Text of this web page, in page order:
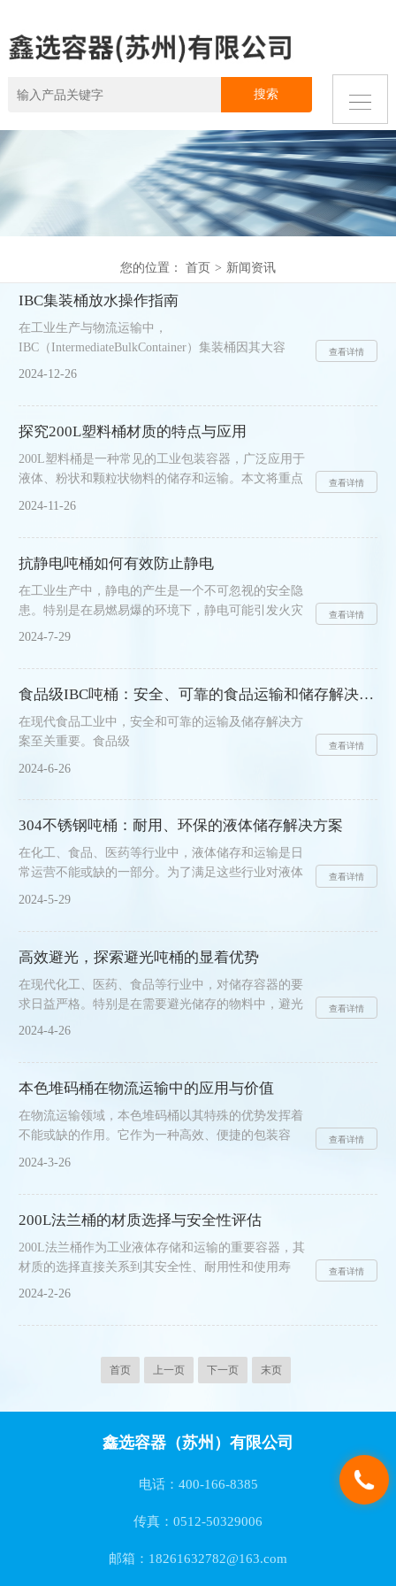
您的位置： 首页 > 新闻资讯
IBC集装桶放水操作指南
在工业生产与物流运输中，
IBC（IntermediateBulkContainer）集装桶因其大容
量、易搬运和可重复使用的特点，被广泛应用于液体
言，掌握如何正确、安全地进行放水操作至关重要，
这不仅关乎生产效率，更关系到操作人员的安全以及
与注意事项，以期为相关从业者提供实用指导。一、
放水前准备1.检查阀门与密封：在放水前，首先需检
查集装桶底部的放料阀是否完好无损，密封垫圈是否
2024-12-26
查看详情
探究200L塑料桶材质的特点与应用
200L塑料桶是一种常见的工业包装容器，广泛应用于
液体、粉状和颗粒状物料的储存和运输。本文将重点
探讨200L塑料桶的材质特点、优势和应用领域。本产
烯（PVC）等塑料材料制成。这些材料具有耐腐蚀、
耐磨损、轻质、易清洁等优点，适用于各类化工品、
（PE）是一种常用的塑料材料，具有良好的抗冲击
性和耐低温性能，适用于存储液态物料。聚丙烯
（PP）具有较好的耐高温性能和耐腐蚀性能，适合存
2024-11-26
查看详情
抗静电吨桶如何有效防止静电
在工业生产中，静电的产生是一个不可忽视的安全隐
患。特别是在易燃易爆的环境下，静电可能引发火灾
或爆炸，造成严重后果。因此，在存储和运输化学
要。下面将详细介绍它是如何有效防止静电。一、接
地装置的应用接地是防止静电的最基本方法。抗静电
接，从而将产生的静电及时导入地面，避免静电积
累。这种方法操作简单、成本低廉且效果好。二、特
殊涂层的处理为了增强吨桶的抗静电能力，制造商通
2024-7-29
查看详情
食品级IBC吨桶：安全、可靠的食品运输和储存解决方案
在现代食品工业中，安全和可靠的运输及储存解决方
案至关重要。食品级
可持续的解决方案。本文将探讨食品级IBC吨桶的特
点、优势以及在食品生产中的应用。一、特点和优势
设计的容器。它们通常由食品级聚乙烯（HDPE）或
不锈钢等材料制成，具有以下显著特点和优势：1.卫
生安全：该吨桶的材料符合严格的食品安全标准，不
2024-6-26
查看详情
304不锈钢吨桶：耐用、环保的液体储存解决方案
在化工、食品、医药等行业中，液体储存和运输是日
常运营不能或缺的一部分。为了满足这些行业对液体
储存容器的严格要求，304不锈钢吨桶应运而生，其
本文将详细探讨它的使用优势。一、优异的耐腐蚀性
能304不锈钢吨桶以其良好的耐腐蚀性能而著称。这
恶劣环境下保持稳定的性能，抵御化学腐蚀和氧化。
因此，无论是酸性、碱性还是盐性液体，它都能提供
可靠的储存和运输解决方案，大大延长了使用寿命。
2024-5-29
查看详情
高效避光，探索避光吨桶的显着优势
在现代化工、医药、食品等行业中，对储存容器的要
求日益严格。特别是在需要避光储存的物料中，避光
吨桶因其高效避光的特性，受到了广泛的关注和青
避光吨桶的设计巧妙，其材质选择科学。它的材质一
般为黑色或者深色的高密度聚乙烯，这种材质不仅具
时，其特殊的工艺处理使得桶壁光滑、坚固，能有效
防止光线的渗透和泄漏。该吨桶的高效避光性能，对
于需要避光储存的物料来说，具有极其重要的意义。
2024-4-26
查看详情
本色堆码桶在物流运输中的应用与价值
在物流运输领域，本色堆码桶以其特殊的优势发挥着
不能或缺的作用。它作为一种高效、便捷的包装容
器，广泛应用于各种物流场景中，为货物运输提供了
泛。无论是长途运输还是短途配送，它都能轻松应
对。其坚固耐用的塑料材质和紧密的密封性能，能够
物还是固体货物，它都能提供安全的包装环境，确保
货物在运输过程中的完整性和稳定性。本色堆码桶在
物流运输中的价值主要体现在以下几个方面。1.标准
2024-3-26
查看详情
200L法兰桶的材质选择与安全性评估
200L法兰桶作为工业液体存储和运输的重要容器，其
材质的选择直接关系到其安全性、耐用性和使用寿
命。因此，在选购和使用200L法兰桶时，对材质进行
法兰桶材质1.不锈钢：不锈钢法兰桶因其耐腐蚀、强
高温，适用于多种化学液体的存储和运输。2.碳钢：
碳钢法兰桶成本较低，但其耐腐蚀性相对较差，需要
2024-2-26
查看详情
首页 上一页 下一页 末页
鑫选容器（苏州）有限公司
电话：400-166-8385
传真：0512-50329006
邮箱：18261632782@163.com